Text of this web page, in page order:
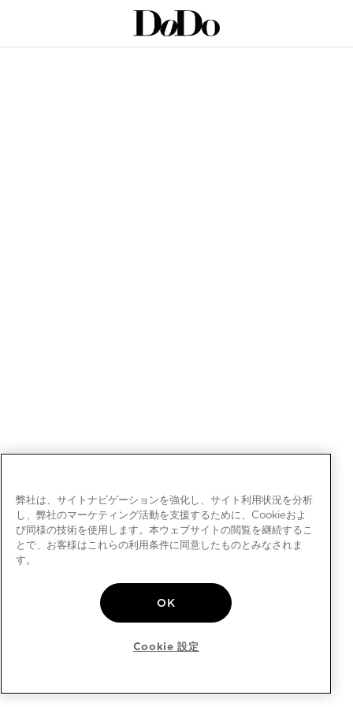
弊社は、サイトナビゲーションを強化し、サイト利用状況を分析
し、弊社のマーケティング活動を支援するために、Cookieおよ
び同様の技術を使用します。本ウェブサイトの閲覧を継続するこ
とで、お客様はこれらの利用条件に同意したものとみなされま
す。
OK
Cookie 設定